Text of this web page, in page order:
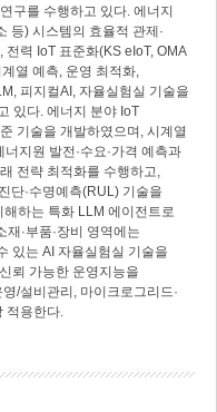
구를 수행하고 있다. 에너지
등) 시스템의 효율적 관제·
전력 IoT 표준화(KS eIoT, OMA
열 예측, 운영 최적화,
피지컬AI, 자율실험실 기술을
있다. 에너지 분야 IoT
기술을 개발하였으며, 시계열
지원 발전·수요·가격 예측과
전략 최적화를 수행하고,
단·수명예측(RUL) 기술을
해하는 특화 LLM 에이전트로
재·부품·장비 영역에는
있는 AI 자율실험실 기술을
뢰 가능한 운영지능을
/설비관리, 마이크로그리드·
적용한다.